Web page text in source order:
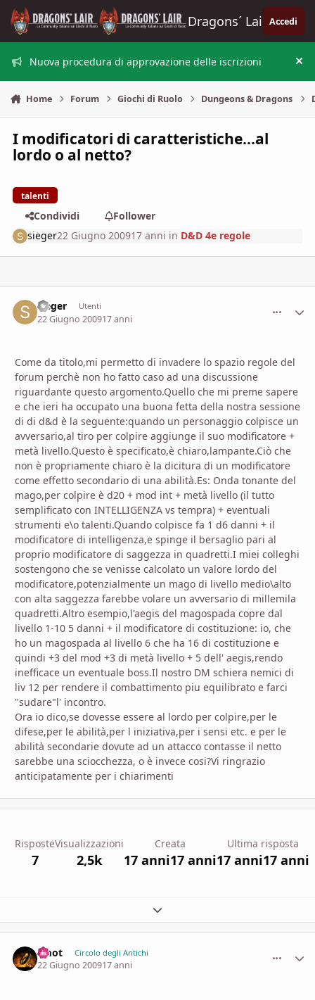
Vai al contenuto
Dragons´ Lair Accedi
Nuova procedura di approvazione delle iscrizioni
Home Forum Giochi di Ruolo Dungeons & Dragons
I modificatori di caratteristiche...al
lordo o al netto?
talenti
Condividi
Follower
sieger22 Giugno 200917 anni in D&D 4e regole
sieger Utenti
22 Giugno 200917 anni
Come da titolo,mi permetto di invadere lo spazio regole del
forum perchè non ho fatto caso ad una discussione
riguardante questo argomento.Quello che mi preme sapere
e che ieri ha occupato una buona fetta della nostra sessione
di di d&d è la seguente:quando un personaggio colpisce un
avversario,al tiro per colpire aggiunge il suo modificatore +
metà livello.Questo è specificato,è chiaro,lampante.Ciò che
non è propriamente chiaro è la dicitura di un modificatore
come effetto secondario di una abilità.Es: Onda tonante del
mago,per colpire è d20 + mod int + metà livello (il tutto
semplificato con INTELLIGENZA vs tempra) + eventuali
strumenti e\o talenti.Quando colpisce fa 1 d6 danni + il
modificatore di intelligenza,e spinge il bersaglio pari al
proprio modificatore di saggezza in quadretti.I miei colleghi
sostengono che se venisse calcolato un valore lordo del
modificatore,potenzialmente un mago di livello medio\alto
con alta saggezza farebbe volare un avversario di millemila
quadretti.Altro esempio,l'aegis del magospada copre dal
livello 1-10 5 danni + il modificatore di costituzione: io, che
ho un magospada al livello 6 che ha 16 di costituzione e
quindi +3 del mod +3 di metà livello + 5 dell' aegis,rendo
inefficace un eventuale boss.Il nostro DM schiera nemici di
liv 12 per rendere il combattimento piu equilibrato e farci
"sudare"l' incontro.
Ora io dico,se dovesse essere al lordo per colpire,per le
difese,per le abilità,per l iniziativa,per i sensi etc. e per le
abilità secondarie dovute ad un attacco contasse il netto
sarebbe una sciocchezza, o è invece cosi?Vi ringrazio
anticipatamente per i chiarimenti
Risposte
7
Visualizzazioni
2,5k
Creata
17 anni17 anni
Ultima risposta
17 anni17 anni
Espandi panoramica del topic
smot Circolo degli Antichi
22 Giugno 200917 anni